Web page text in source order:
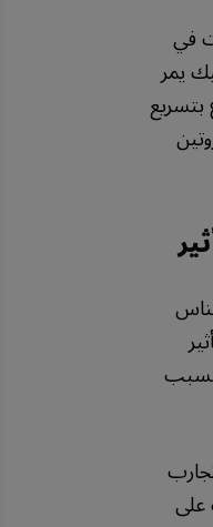
في
يمر
بتسريع
بسبب
على